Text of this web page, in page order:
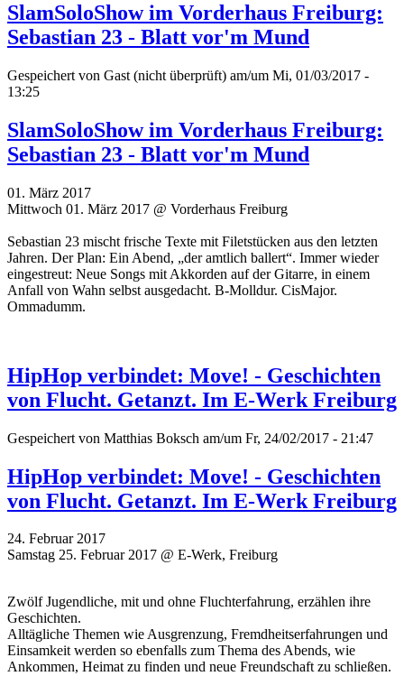
SlamSoloShow im Vorderhaus Freiburg:
Sebastian 23 - Blatt vor'm Mund
Gespeichert von Gast (nicht überprüft) am/um Mi, 01/03/2017 -
13:25
SlamSoloShow im Vorderhaus Freiburg:
Sebastian 23 - Blatt vor'm Mund
01. März 2017
Mittwoch 01. März 2017 @ Vorderhaus Freiburg
Sebastian 23 mischt frische Texte mit Filetstücken aus den letzten
Jahren. Der Plan: Ein Abend, „der amtlich ballert“. Immer wieder
eingestreut: Neue Songs mit Akkorden auf der Gitarre, in einem
Anfall von Wahn selbst ausgedacht. B-Molldur. CisMajor.
Ommadumm.
HipHop verbindet: Move! - Geschichten
von Flucht. Getanzt. Im E-Werk Freiburg
Gespeichert von Matthias Boksch am/um Fr, 24/02/2017 - 21:47
HipHop verbindet: Move! - Geschichten
von Flucht. Getanzt. Im E-Werk Freiburg
24. Februar 2017
Samstag 25. Februar 2017 @ E-Werk, Freiburg
Zwölf Jugendliche, mit und ohne Fluchterfahrung, erzählen ihre
Geschichten.
Alltägliche Themen wie Ausgrenzung, Fremdheitserfahrungen und
Einsamkeit werden so ebenfalls zum Thema des Abends, wie
Ankommen, Heimat zu finden und neue Freundschaft zu schließen.